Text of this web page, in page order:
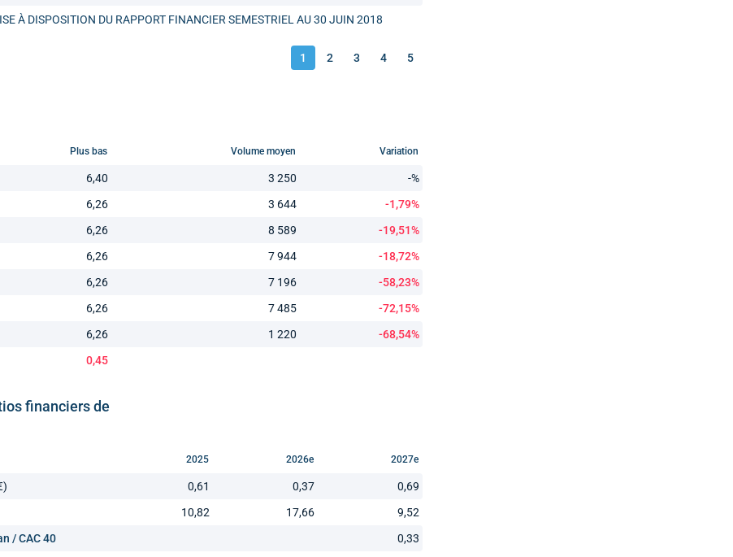
À DISPOSITION DU RAPPORT FINANCIER SEMESTRIEL AU 30 JUIN 2018
1 2 3 4 5
Plus bas Volume moyen Variation
6,40 3 250
-%
6,26 3 644
-1,79%
6,26 8 589
-19,51%
6,26 7 944
-18,72%
6,26 7 196
-58,23%
6,26 7 485
-72,15%
6,26 1 220
-68,54%
0,45
financiers de
2025 2026e 2027e
0,61 0,37
0,69
10,82 17,66
9,52
/ CAC 40
0,33